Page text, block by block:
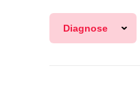
Diagnose